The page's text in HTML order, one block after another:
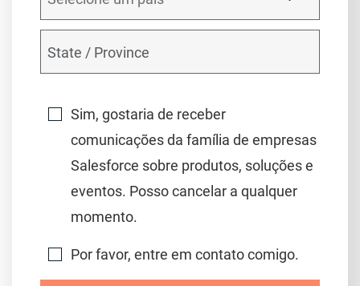
Sim, gostaria de receber
comunicações da família de empresas
Salesforce sobre produtos, soluções e
eventos. Posso cancelar a qualquer
momento.
Por favor, entre em contato comigo.